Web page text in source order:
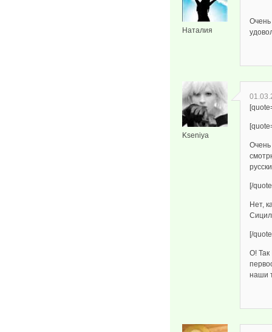
Наталия
Kseniya
Очень
[/
Нет,
[/
О! Так
наши